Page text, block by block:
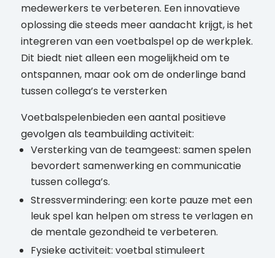
medewerkers te verbeteren. Een innovatieve
oplossing die steeds meer aandacht krijgt, is het
integreren van een voetbalspel op de werkplek.
Dit biedt niet alleen een mogelijkheid om te
ontspannen, maar ook om de onderlinge band
tussen collega’s te versterken
Voetbalspelenbieden een aantal positieve
gevolgen als teambuilding activiteit:
Versterking van de teamgeest: samen spelen
bevordert samenwerking en communicatie
tussen collega’s.
Stressvermindering: een korte pauze met een
leuk spel kan helpen om stress te verlagen en
de mentale gezondheid te verbeteren.
Fysieke activiteit: voetbal stimuleert